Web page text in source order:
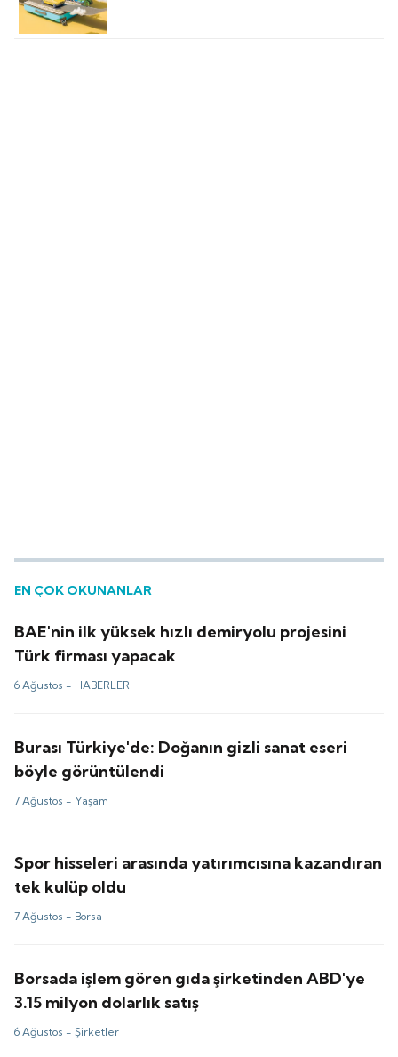
EN ÇOK OKUNANLAR
BAE'nin ilk yüksek hızlı demiryolu projesini
Türk firması yapacak
6 Ağustos - HABERLER
Burası Türkiye'de: Doğanın gizli sanat eseri
böyle görüntülendi
7 Ağustos - Yaşam
Spor hisseleri arasında yatırımcısına kazandıran
tek kulüp oldu
7 Ağustos - Borsa
Borsada işlem gören gıda şirketinden ABD'ye
3.15 milyon dolarlık satış
6 Ağustos -Şirketler